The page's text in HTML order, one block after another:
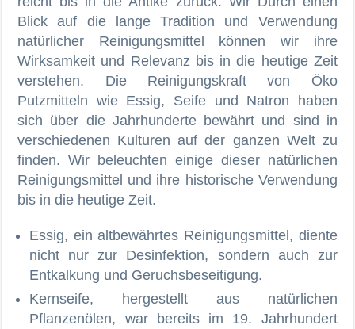
Blick auf die lange Tradition und Verwendung
natürlicher Reinigungsmittel können wir ihre
Wirksamkeit und Relevanz bis in die heutige Zeit
verstehen. Die Reinigungskraft von Öko
Putzmitteln wie Essig, Seife und Natron haben
sich über die Jahrhunderte bewährt und sind in
verschiedenen Kulturen auf der ganzen Welt zu
finden. Wir beleuchten einige dieser natürlichen
Reinigungsmittel und ihre historische Verwendung
bis in die heutige Zeit.
Essig, ein altbewährtes Reinigungsmittel, diente
nicht nur zur Desinfektion, sondern auch zur
Entkalkung und Geruchsbeseitigung.
Kernseife, hergestellt aus natürlichen
Pflanzenölen, war bereits im 19. Jahrhundert